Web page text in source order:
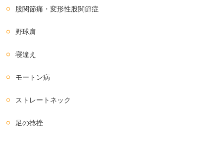
股関節痛・変形性股関節症
野球肩
寝違え
モートン病
ストレートネック
足の捻挫